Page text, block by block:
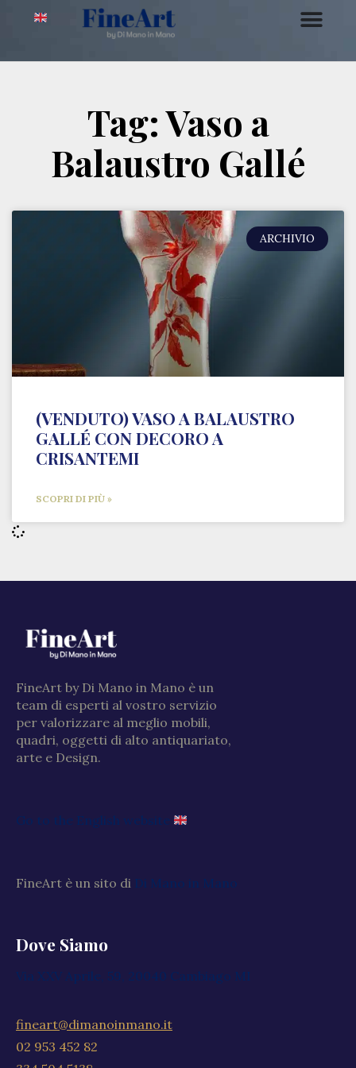
Tag: Vaso a
Balaustro Gallé
ARCHIVIO
(VENDUTO) VASO A BALAUSTRO
GALLÉ CON DECORO A
CRISANTEMI
SCOPRI DI PIÙ »
FineArt by Di Mano in Mano è un
team di esperti al vostro servizio
per valorizzare al meglio mobili,
quadri, oggetti di alto antiquariato,
arte e Design.
Go to the English website
FineArt è un sito di Di Mano in Mano
Dove Siamo
Via XXV Aprile, 59, 20040 Cambiago MI
fineart@dimanoinmano.it
02 953 452 82